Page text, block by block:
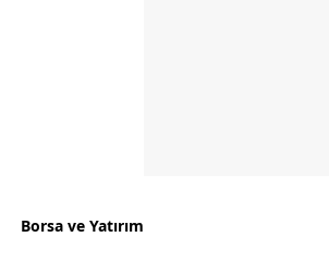
Borsa ve Yatırım